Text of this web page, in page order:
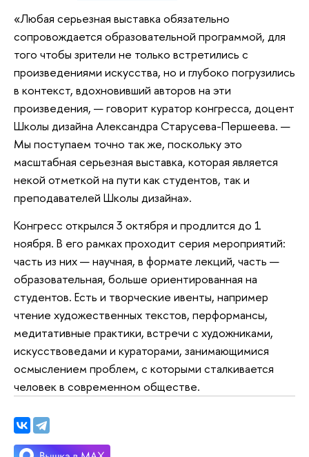
«Любая серьезная выставка обязательно
сопровождается образовательной программой, для
того чтобы зрители не только встретились с
произведениями искусства, но и глубоко погрузились
в контекст, вдохновивший авторов на эти
произведения, — говорит куратор конгресса, доцент
Школы дизайна Александра Старусева-Першеева. —
Мы поступаем точно так же, поскольку это
масштабная серьезная выставка, которая является
некой отметкой на пути как студентов, так и
преподавателей Школы дизайна».
Конгресс открылся 3 октября и продлится до 1
ноября. В его рамках проходит серия мероприятий:
часть из них — научная, в формате лекций, часть —
образовательная, больше ориентированная на
студентов. Есть и творческие ивенты, например
чтение художественных текстов, перформансы,
медитативные практики, встречи с художниками,
искусствоведами и кураторами, занимающимися
осмыслением проблем, с которыми сталкивается
человек в современном обществе.